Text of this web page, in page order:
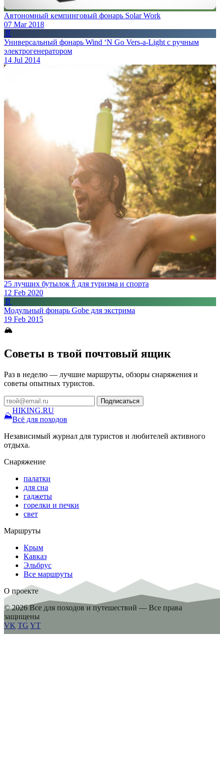
Автономный кемпинговый фонарь Solar Work
07 Mar 2018
📄
Универсальный фонарь Wind ‘N Go Vers-a-Light с ручным
электрогенератором
14 Jul 2014
25 лучших бутылок 🍾 для туризма и спорта
12 Feb 2020
📄
Модульный фонарь Gobe для экстрима
19 Feb 2015
🏔
Советы в твой почтовый ящик
Раз в неделю — лучшие маршруты, обзоры снаряжения и
советы опытных туристов.
Подписаться
⛰
HIKING.RU
Всё для походов
Независимый журнал для туристов и любителей активного
отдыха.
Снаряжение
палатки
для сна
гаджеты
горелки и печки
свет
Маршруты
Крым
Кавказ
Эльбрус
Все маршруты
О проекте
© 2026 Все для походов и путешествий — Все права
защищены
VK TG YT